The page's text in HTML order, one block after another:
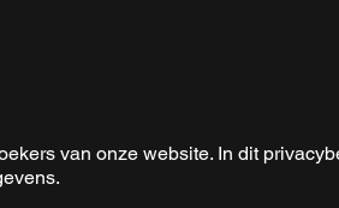
van onze website. In dit